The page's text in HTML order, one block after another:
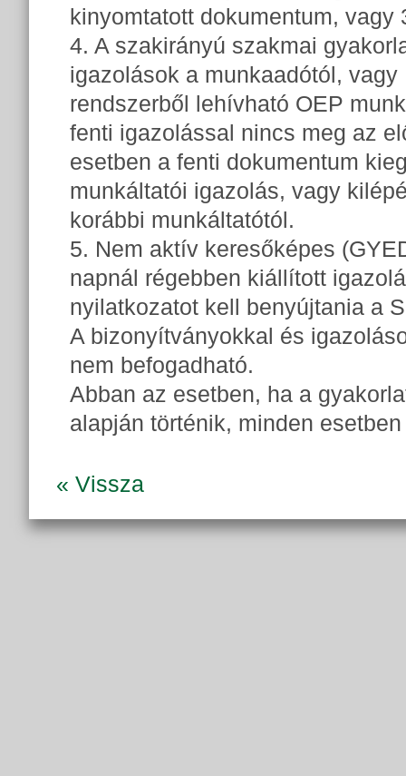
kinyomtatott dokumentum,
4. A szakirányú szakmai
igazolások a munkaadótól,
rendszerből lehívható OEP
fenti igazolással nincs meg az
esetben a fenti dokumentum
munkáltatói igazolás, vagy
korábbi munkáltatótól.
5. Nem aktív keresőképes
napnál régebben kiállított
nyilatkozatot kell benyújtania a
A bizonyítványokkal és
nem befogadható.
Abban az esetben, ha a
alapján történik, minden
« Vissza